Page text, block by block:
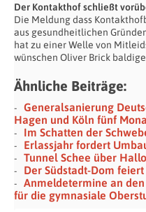
Der Kontakthof schließt
Die Meldung dass
aus gesundheitlichen
hat zu einer Welle von
wünschen Oliver Brick
Ähnliche Beiträge:
Generalsanierung
Hagen und Köln fünf
Im Schatten der
Erlassjahr fordert
Tunnel Schee über
Der Südstadt-Dom
Anmeldetermine an
für die gymnasiale